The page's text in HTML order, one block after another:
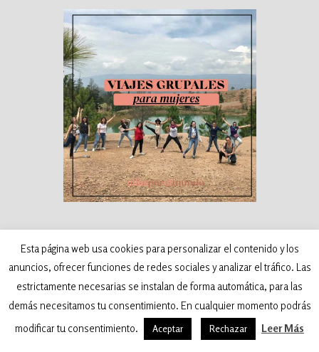
Sigue mis Viajes en redes
sociales
Esta página web usa cookies para personalizar el contenido y los
anuncios, ofrecer funciones de redes sociales y analizar el tráfico. Las
estrictamente necesarias se instalan de forma automática, para las
demás necesitamos tu consentimiento. En cualquier momento podrás
modificar tu consentimiento.
Aceptar Rechazar Leer Más